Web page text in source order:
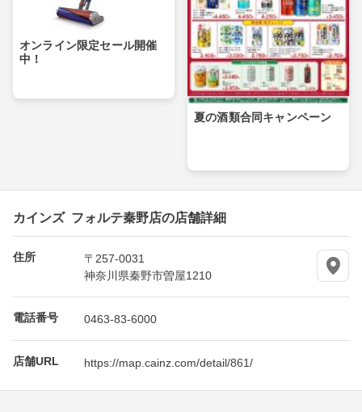
オンライン限定セール開催
中！
夏の酒類合同キャンペーン
カインズ フォルテ秦野店の店舗詳細
住所
〒257-0031
神奈川県秦野市曽屋1210
電話番号 0463-83-6000
店舗URL https://map.cainz.com/detail/861/